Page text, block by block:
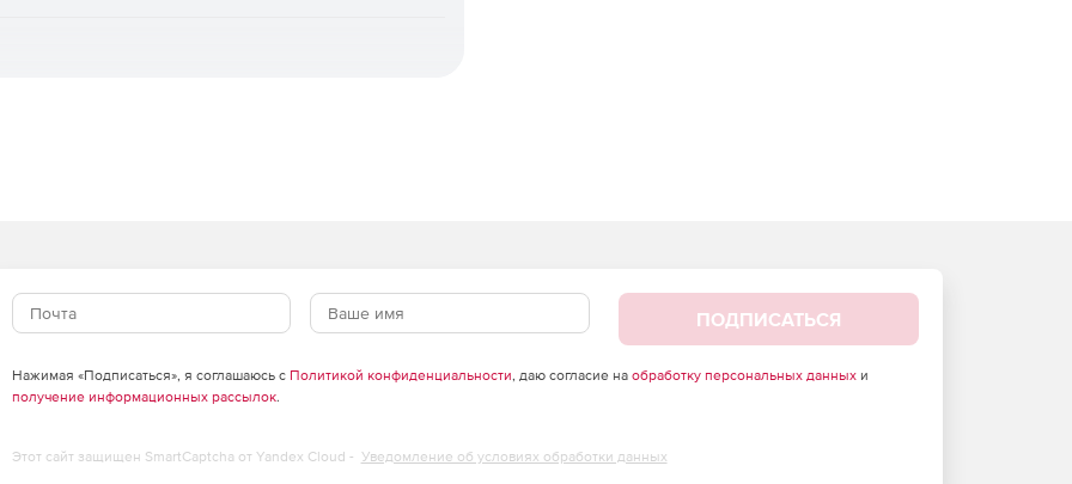
в том числе вложенных файлов, «на лету».
ящиках пользователей, а также файлов в папках
потока, проходящего через сервер MS Exchange.
ПОДПИСАТЬСЯ
Нажимая «Подписаться», я соглашаюсь с Политикой конфиденциальности, даю согласие на обработку персональных данныхи
получение информационных рассылок.
Этот сайт защищен SmartCaptcha от Yandex Cloud - Уведомление об условиях обработки данных